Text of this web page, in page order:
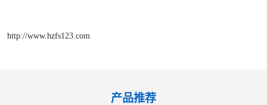
http://www.hzfs123.com
产品推荐